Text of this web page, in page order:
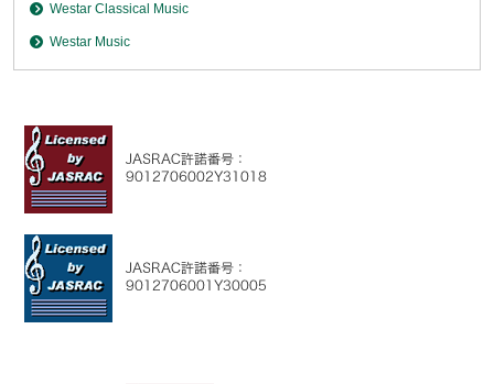
Westar Classical Music
Westar Music